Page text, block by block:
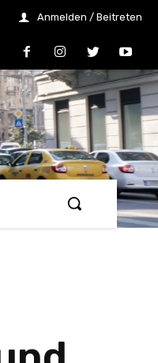
Anmelden / Beitreten